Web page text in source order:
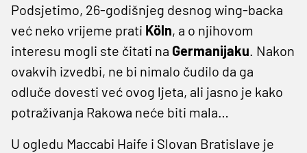
Podsjetimo, 26-godišnjeg desnog wing-backa
već neko vrijeme prati Köln, a o njihovom
interesu mogli ste čitati na Germanijaku. Nakon
ovakvih izvedbi, ne bi nimalo čudilo da ga
odluče dovesti već ovog ljeta, ali jasno je kako
potraživanja Rakowa neće biti mala…
U ogledu Maccabi Haife i Slovan Bratislave je